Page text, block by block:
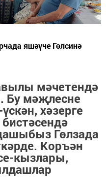
яшәүче Гөлсинә
мәчетендә
Бу мәҗлесне
хәзерге
Гөлзада
Коръән
кызлары,